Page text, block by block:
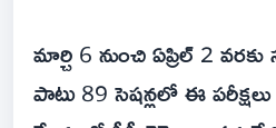
మార్చి 6 నుంచి ఏప్రిల్ 2
పాటు 89 సెషన్లలో ఈ